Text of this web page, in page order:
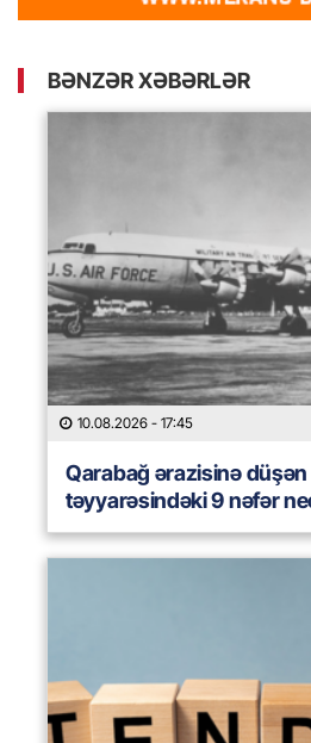
BƏNZƏR XƏBƏRLƏR
10.08.2026 - 17:45
Qarabağ ərazisinə
təyyarəsindəki 9 nəfər